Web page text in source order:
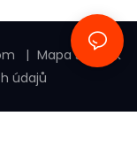
| Mapa stránek
údajů